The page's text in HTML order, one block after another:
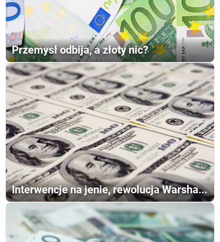
Przemysł odbija, a złoty nic?
Interwencje na jenie, rewolucja Warsha...